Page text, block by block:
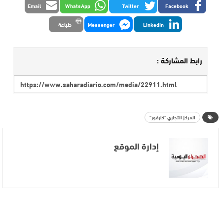
Facebook
Twitter
WhatsApp
Email
LinkedIn
Messenger طباعة
رابط المشاركة :
المركز التجاري “كارفور”
إدارة الموقع